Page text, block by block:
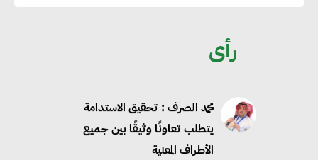
رأىالأطراف المعنية
عمرو نادر : سلاسل التوريد
الخضراء العمود الفقري
لاستراتيجية مصر في مواجهة